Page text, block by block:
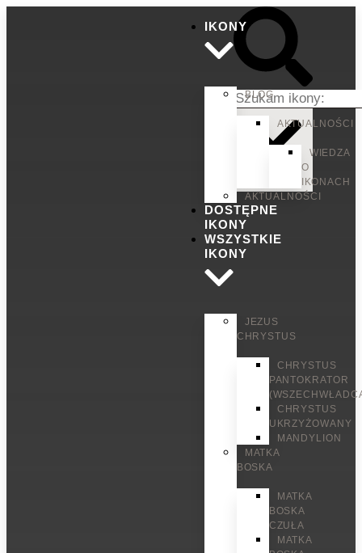
IKONY
BLOG
AKTUALNOŚCI
WIEDZA
O
IKONACH
AKTUALNOŚCI
DOSTĘPNE
IKONY
WSZYSTKIE
IKONY
JEZUS
CHRYSTUS
CHRYSTUS
PANTOKRATOR
CHRYSTUS
UKRZYŻOWANY
MANDYLION
MATKA
BOSKA
MATKA
BOSKA
CZUŁA
MATKA